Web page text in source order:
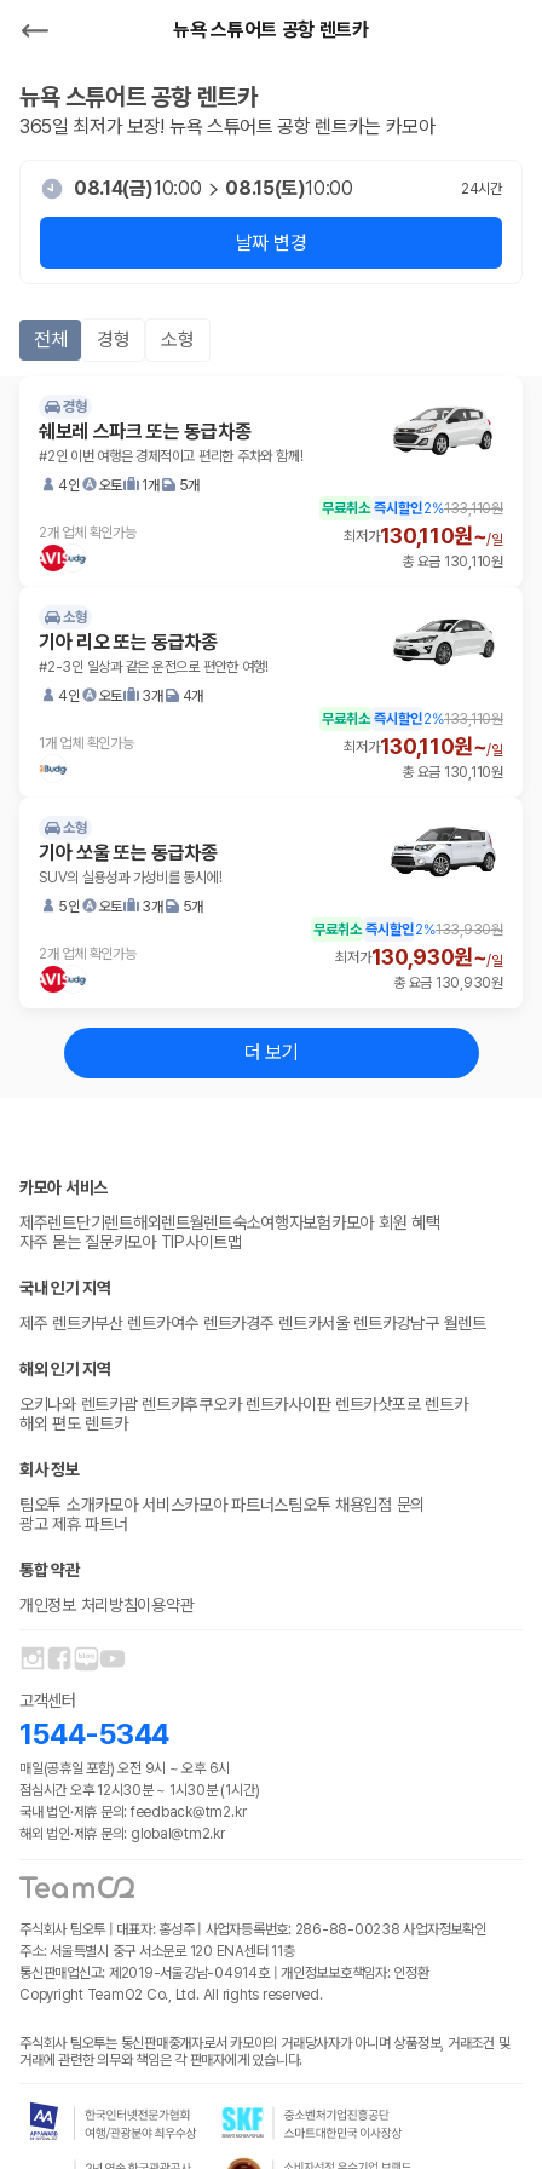
뉴욕 스튜어트 공항 렌트카
뉴욕 스튜어트 공항렌트카
365일 최저가 보장! 뉴욕 스튜어트 공항 렌트카는 카모아
08.14(금)10:00 08.15(토)10:00 24시간
날짜 변경
전체 경형 소형
경형
쉐보레 스파크 또는 동급차종
#2인 이번 여행은 경제적이고 편리한 주차와 함께!
4인
오토 1개 5개
2개 업체 확인가능
무료취소 즉시할인2%133,110원
최저가130,110원~/일
총 요금 130,110원
소형
기아 리오 또는 동급차종
#2-3인 일상과 같은 운전으로 편안한 여행!
4인
오토 3개 4개
1개 업체 확인가능
무료취소 즉시할인2%133,110원
최저가130,110원~/일
총 요금 130,110원
소형
기아 쏘울 또는 동급차종
SUV의 실용성과 가성비를 동시에!
5인
오토 3개 5개
2개 업체 확인가능
무료취소 즉시할인2%133,930원
최저가130,930원~/일
총 요금 130,930원
더 보기
카모아 서비스
제주렌트단기렌트해외렌트월렌트숙소여행자보험카모아 회원 혜택
자주 묻는 질문카모아 TIP사이트맵
국내 인기 지역
제주 렌트카부산 렌트카여수 렌트카경주 렌트카서울 렌트카강남구 월렌트
해외 인기 지역
오키나와 렌트카괌 렌트카후쿠오카 렌트카사이판 렌트카삿포로 렌트카
해외 편도 렌트카
회사 정보
팀오투 소개카모아 서비스카모아 파트너스팀오투 채용입점 문의
광고 제휴 파트너
통합 약관
개인정보 처리방침이용약관
고객센터
1544-5344
매일(공휴일 포함) 오전 9시 ~ 오후 6시
점심시간 오후 12시30분 ~ 1시30분 (1시간)
국내 법인·제휴 문의: feedback@tm2.kr
해외 법인·제휴 문의: global@tm2.kr
주식회사 팀오투 | 대표자: 홍성주 | 사업자등록번호: 286-88-00238 사업자정보확인
주소: 서울특별시 중구 서소문로 120 ENA센터 11층
통신판매업신고: 제2019-서울강남-04914호 | 개인정보보호책임자: 인정환
Copyright TeamO2 Co., Ltd. All rights reserved.
주식회사 팀오투는 통신판매중개자로서 카모아의 거래당사자가 아니며 상품정보, 거래조건 및
거래에 관련한 의무와 책임은 각 판매자에게 있습니다.